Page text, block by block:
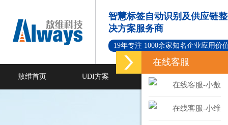
智慧标签自动识别及供应链
决方案服务商
19年专注 1000余家知名企业应用价
敖维首页 UDI方案 标签打印软件
在线客服
在线客服-小敖
在线客服-小维